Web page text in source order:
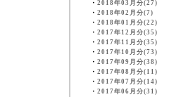
・ 2018年03月分(27)
・ 2018年02月分(7)
・ 2018年01月分(22)
・ 2017年12月分(35)
・ 2017年11月分(35)
・ 2017年10月分(73)
・ 2017年09月分(38)
・ 2017年08月分(11)
・ 2017年07月分(14)
・ 2017年06月分(31)